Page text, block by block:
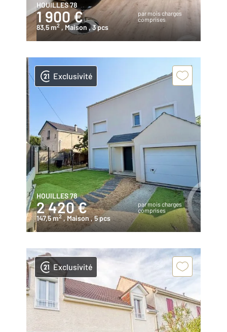
HOUILLES 78
1 900 €
par mois charges
comprises
83,5 m2 , Maison , 3 pcs
Exclusivité
HOUILLES 78
2 420 €
par mois charges
comprises
147,5 m2 , Maison, 5 pcs
Exclusivité